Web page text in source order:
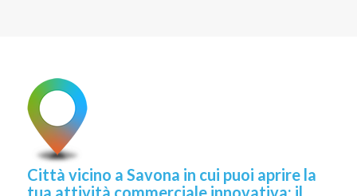
Città vicino a Savona in cui puoi aprire la